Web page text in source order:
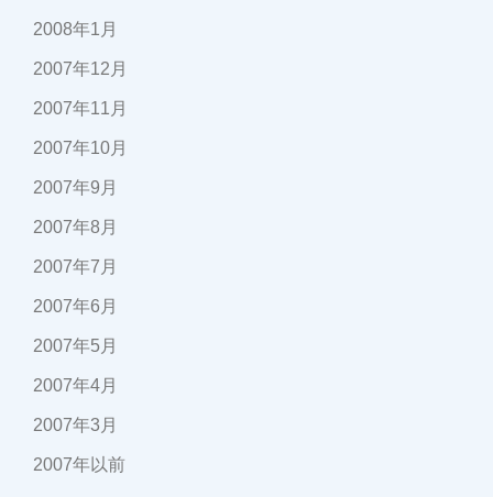
2008年1月
2007年12月
2007年11月
2007年10月
2007年9月
2007年8月
2007年7月
2007年6月
2007年5月
2007年4月
2007年3月
2007年以前